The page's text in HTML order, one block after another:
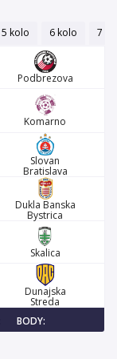
5 kolo 6 kolo 7
Podbrezova
Komarno
Slovan
Bratislava
Dukla Banska
Bystrica
Skalica
Dunajska
Streda
BODY: